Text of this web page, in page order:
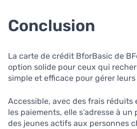
Conclusion
La carte de crédit BforBasic de
option solide pour ceux qui
simple et efficace pour gérer leurs
Accessible, avec des frais
les paiements, elle s’adresse à
des jeunes actifs aux personnes